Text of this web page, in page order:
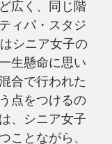
広く、同じ階
ィパ・スタジ
シニア女子の
生懸命に思い
合で行われた
点をつけるの
、シニア女子
とながら、